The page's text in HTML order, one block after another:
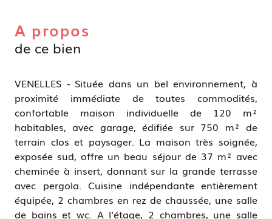
A propos
de ce bien
VENELLES - Située dans un bel environnement, à
proximité immédiate de toutes commodités,
confortable maison individuelle de 120 m²
habitables, avec garage, édifiée sur 750 m² de
terrain clos et paysager. La maison très soignée,
exposée sud, offre un beau séjour de 37 m² avec
cheminée à insert, donnant sur la grande terrasse
avec pergola. Cuisine indépendante entièrement
équipée, 2 chambres en rez de chaussée, une salle
de bains et wc. A l'étage, 2 chambres, une salle